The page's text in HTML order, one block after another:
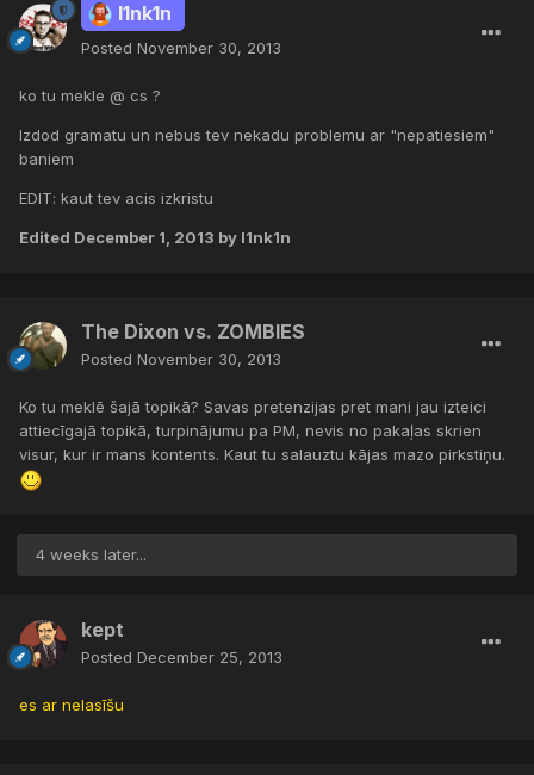
l1nk1n
Posted November 30, 2013
ko tu mekle @ cs ?
Izdod gramatu un nebus tev nekadu problemu ar "nepatiesiem"
baniem
EDIT: kaut tev acis izkristu
Edited December 1, 2013 by l1nk1n
The Dixon vs. ZOMBIES
Posted November 30, 2013
Ko tu meklē šajā topikā? Savas pretenzijas pret mani jau izteici
attiecīgajā topikā, turpinājumu pa PM, nevis no pakaļas skrien
visur, kur ir mans kontents. Kaut tu salauztu kājas mazo pirkstiņu.
4 weeks later...
kept
Posted December 25, 2013
es ar nelasīšu